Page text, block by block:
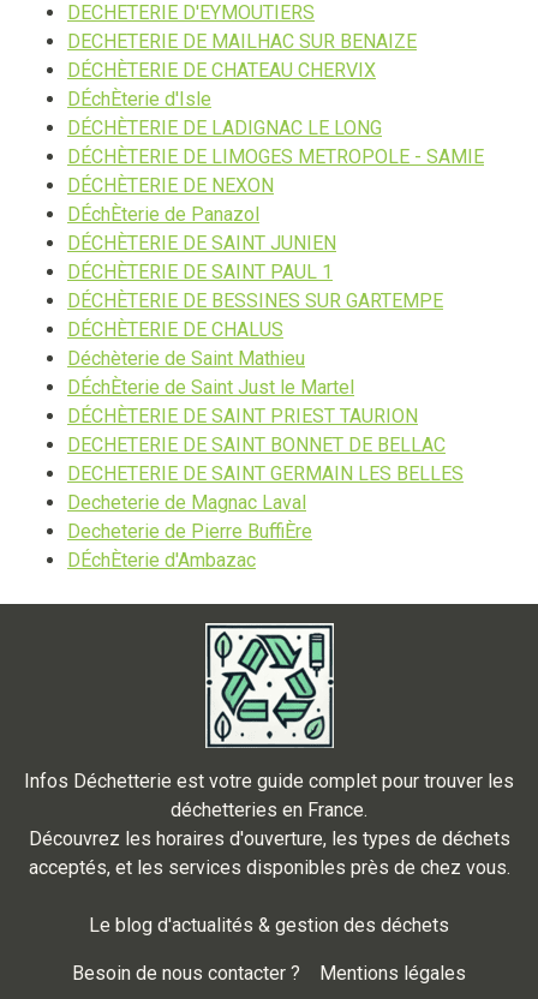
DECHETERIE D'EYMOUTIERS
DECHETERIE DE MAILHAC SUR BENAIZE
DÉCHÈTERIE DE CHATEAU CHERVIX
DÉchÈterie d'Isle
DÉCHÈTERIE DE LADIGNAC LE LONG
DÉCHÈTERIE DE LIMOGES METROPOLE - SAMIE
DÉCHÈTERIE DE NEXON
DÉchÈterie de Panazol
DÉCHÈTERIE DE SAINT JUNIEN
DÉCHÈTERIE DE SAINT PAUL 1
DÉCHÈTERIE DE BESSINES SUR GARTEMPE
DÉCHÈTERIE DE CHALUS
Déchèterie de Saint Mathieu
DÉchÈterie de Saint Just le Martel
DÉCHÈTERIE DE SAINT PRIEST TAURION
DECHETERIE DE SAINT BONNET DE BELLAC
DECHETERIE DE SAINT GERMAIN LES BELLES
Decheterie de Magnac Laval
Decheterie de Pierre BuffiÈre
DÉchÈterie d'Ambazac
Infos Déchetterie est votre guide complet pour trouver les
déchetteries en France.
Découvrez les horaires d'ouverture, les types de déchets
acceptés, et les services disponibles près de chez vous.
Le blog d'actualités & gestion des déchets
Besoin de nous contacter ? Mentions légales